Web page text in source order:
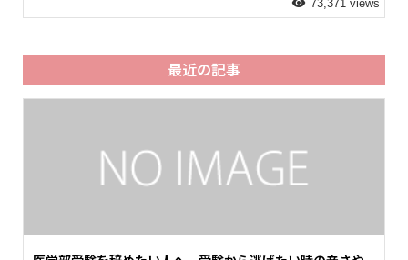
73,371 views
最近の記事